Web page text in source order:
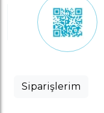
Siparişlerim